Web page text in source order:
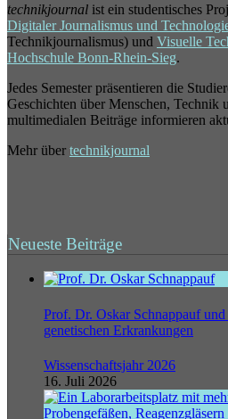
technikjournal ist ein studentisches
Digitaler Journalismus und
Technikjournalismus) und Visuelle
Hochschule Bonn-Rhein-Sieg.
Jedes Semester präsentieren die
Geschichten über Menschen, Technik
multimedialen Beiträge informieren
Mehr über technikjournal
Neueste Beiträge
Prof. Dr. Oskar Schnappauf und
genetischen Erkrankungen
Wissenschaftsjahr 2026
16. Juli 2026